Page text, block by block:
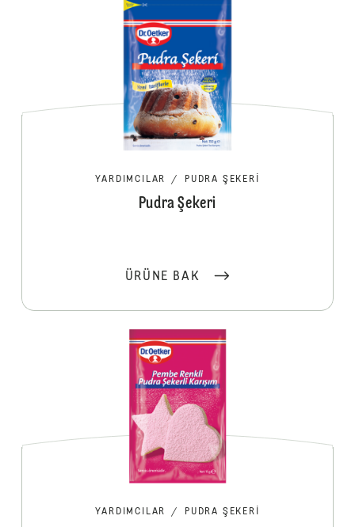
YARDIMCILAR / PUDRA ŞEKERI
Pudra Şekeri
ÜRÜNE BAK
YARDIMCILAR / PUDRA ŞEKERI